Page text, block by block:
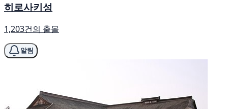
히로사키성
1,203건의 출몰
알림